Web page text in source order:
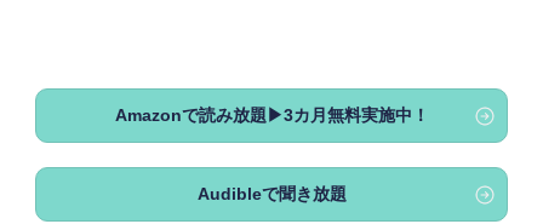
Amazonで読み放題▶3カ月無料実施中！
Audibleで聞き放題